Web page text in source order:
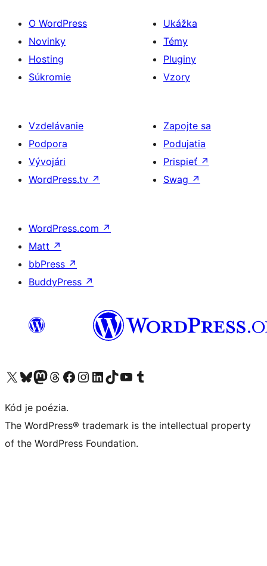
O WordPress
Novinky
Hosting
Súkromie
Ukážka
Témy
Pluginy
Vzory
Vzdelávanie
Podpora
Vývojári
WordPress.tv ↗
Zapojte sa
Podujatia
Prispieť ↗
Swag ↗
WordPress.com ↗
Matt ↗
bbPress ↗
BuddyPress ↗
Navštívte náš účet na X (predtým Twitter)
Navštívte náš účet na platforme Bluesky
Navštívte náš účet na Mastodone
Navštívte náš účet na platforme Threads
Navštívte našu stránku na Facebooku
Navštívte náš účet Instagram
Navštívte náš účet LinkedIn
Navštívte náš účet na platforme TikTok
Navštívte náš kanál YouTube
Navštívte náš účet na platforme Tumblr
Kód je poézia.
The WordPress® trademark is the intellectual property
of the WordPress Foundation.